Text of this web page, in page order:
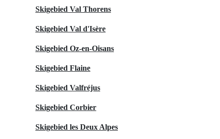
Skigebied Val Thorens
Skigebied Val d'Isère
Skigebied Oz-en-Oisans
Skigebied Flaine
Skigebied Valfréjus
Skigebied Corbier
Skigebied les Deux Alpes